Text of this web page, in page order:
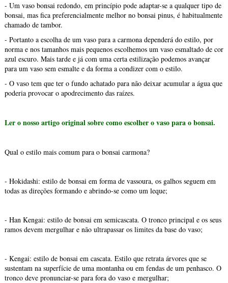
- Um vaso bonsai redondo, em princípio pode adaptar-se a qualquer tipo de
bonsai, mas fica preferencialmente melhor no bonsai pinus, é habitualmente
chamado de tambor.
- Portanto a escolha de um vaso para a carmona dependerá do estilo, por
norma e nos tamanhos mais pequenos escolhemos um vaso esmaltado de cor
azul escuro. Mais tarde e já com uma certa estilização podemos avançar
para um vaso sem esmalte e da forma a condizer com o estilo.
- O vaso tem que ter o fundo achatado para não deixar acumular a água que
poderia provocar o apodrecimento das raízes.
Ler o nosso artigo original sobre como escolher o vaso para o bonsai.
Qual o estilo mais comum para o bonsai carmona?
- Hokidashi: estilo de bonsai em forma de vassoura, os galhos seguem em
todas as direções formando e abrindo-se como um leque;
- Han Kengai: estilo de bonsai em semicascata. O tronco principal e os seus
ramos devem mergulhar e não ultrapassar os limites da base do vaso;
- Kengai: estilo de bonsai em cascata. Estilo que retrata árvores que se
sustentam na superfície de uma montanha ou em fendas de um penhasco. O
tronco deve pronunciar-se para fora do vaso e mergulhar;